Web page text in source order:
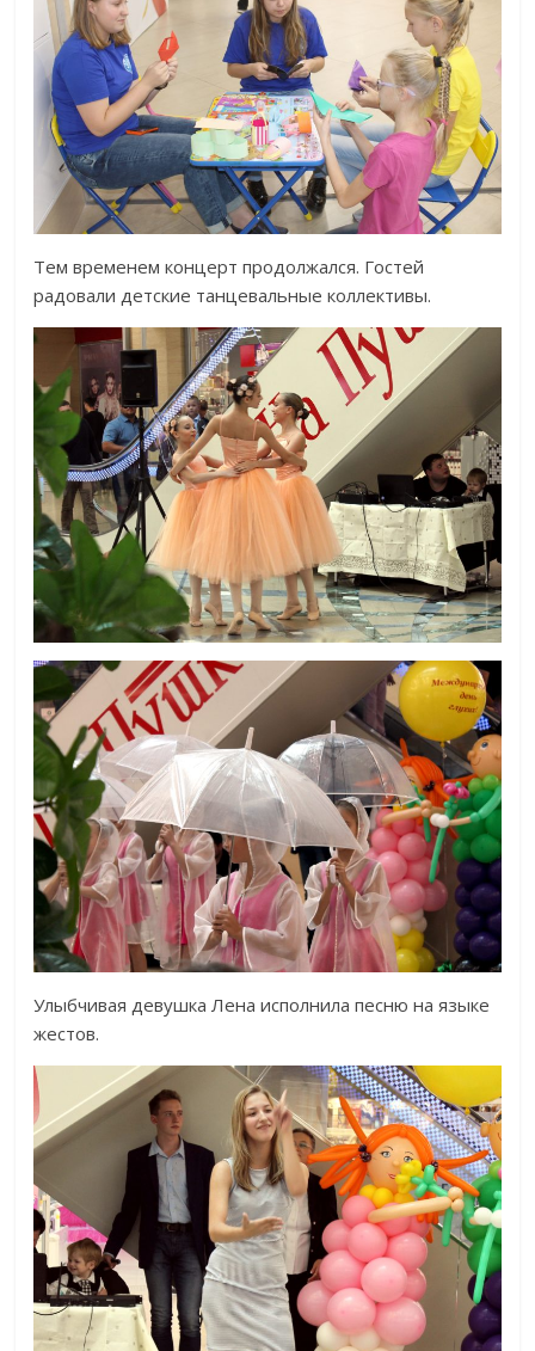
Тем временем концерт продолжался. Гостей
радовали детские танцевальные коллективы.
Улыбчивая девушка Лена исполнила песню на языке
жестов.